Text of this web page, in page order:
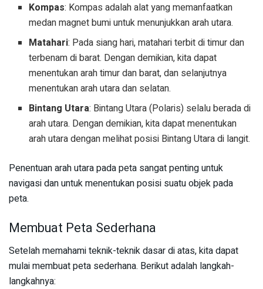
Kompas: Kompas adalah alat yang memanfaatkan
medan magnet bumi untuk menunjukkan arah utara.
Matahari: Pada siang hari, matahari terbit di timur dan
terbenam di barat. Dengan demikian, kita dapat
menentukan arah timur dan barat, dan selanjutnya
menentukan arah utara dan selatan.
Bintang Utara: Bintang Utara (Polaris) selalu berada di
arah utara. Dengan demikian, kita dapat menentukan
arah utara dengan melihat posisi Bintang Utara di langit.
Penentuan arah utara pada peta sangat penting untuk
navigasi dan untuk menentukan posisi suatu objek pada
peta.
Membuat Peta Sederhana
Setelah memahami teknik-teknik dasar di atas, kita dapat
mulai membuat peta sederhana. Berikut adalah langkah-
langkahnya: